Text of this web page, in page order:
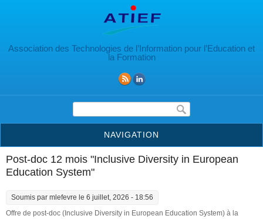
Association des Technologies de l’Information pour l’Education et
la Formation
Formulaire de recherche
NAVIGATION
Post-doc 12 mois "Inclusive Diversity in European
Education System"
Soumis par mlefevre le 6 juillet, 2026 - 18:56
Offre de post-doc (Inclusive Diversity in European Education System) à la